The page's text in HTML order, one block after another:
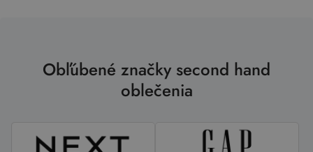
Obľúbené značky second hand
oblečenia